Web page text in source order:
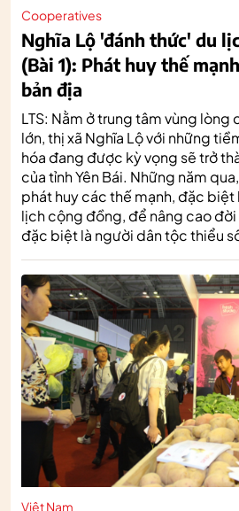
Cooperatives
Nghĩa Lộ 'đánh thức' du
(Bài 1): Phát huy thế
bản địa
LTS: Nằm ở trung tâm vùng lòng
lớn, thị xã Nghĩa Lộ với những
hóa đang được kỳ vọng sẽ trở
của tỉnh Yên Bái. Những năm
phát huy các thế mạnh, đặc biệt
lịch cộng đồng, để nâng cao
đặc biệt là người dân tộc thiểu
Việt Nam